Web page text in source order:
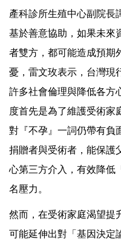
產科診所生殖中心副院長
基於善意協助，如果未來
者雙方，都可能造成預期
憂，雷文玫表示，台灣現
許多社會倫理與降低各方
度首先是為了維護受術家
對『不孕』一詞仍帶有負
捐贈者與受術者，能保護
心第三方介入，有效降低
名壓力。
然而，在受術家庭渴望提
可能延伸出對「基因決定